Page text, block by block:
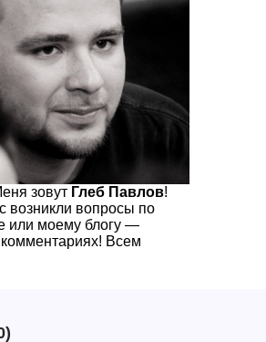
зовут Глеб Павлов!
возникли вопросы по
или моему блогу —
Всем